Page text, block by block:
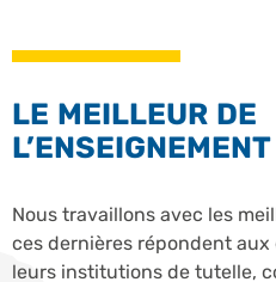
LE MEILLEUR DE
L’ENSEIGNEMENT
Nous travaillons avec les
ces dernières répondent
leurs institutions de tutelle,